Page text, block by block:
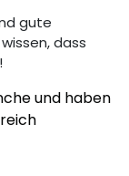
gute
dass
und haben